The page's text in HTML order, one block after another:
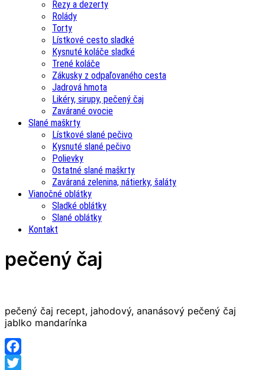
Rezy a dezerty
Rolády
Torty
Lístkové cesto sladké
Kysnuté koláče sladké
Trené koláče
Zákusky z odpaľovaného cesta
Jadrová hmota
Likéry, sirupy, pečený čaj
Zavárané ovocie
Slané maškrty
Lístkové slané pečivo
Kysnuté slané pečivo
Polievky
Ostatné slané maškrty
Zaváraná zelenina, nátierky, šaláty
Vianočné oblátky
Sladké oblátky
Slané oblátky
Kontakt
pečený čaj
pečený čaj recept, jahodový, ananásový pečený čaj
jablko mandarínka
Facebook